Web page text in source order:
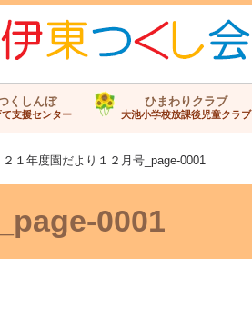
くしんぼ
支援センター
ひまわりクラブ
大池小学校放課後児童クラブ
１年度園だより１２月号_page-0001
0001